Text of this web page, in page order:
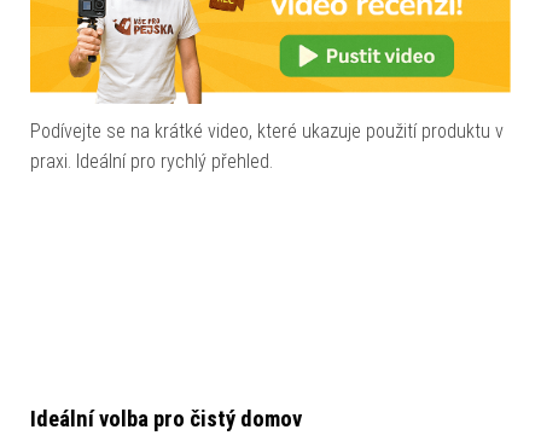
Podívejte se na krátké video, které ukazuje použití produktu v
praxi. Ideální pro rychlý přehled.
Ideální volba pro čistý domov